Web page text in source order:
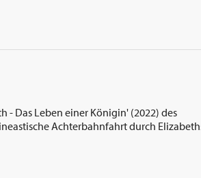
- Das Leben einer Königin' (2022) des
Achterbahnfahrt durch